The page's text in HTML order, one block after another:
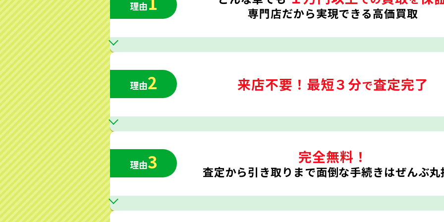
理由 専門店だから実現できる高価買取
理由2 来店不要！ 最短３分で査定完了
理由3 完全無料！
査定から引き取りまで面倒な手続きはぜんぶ